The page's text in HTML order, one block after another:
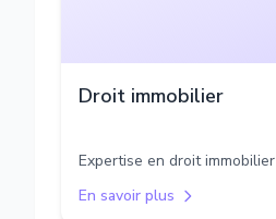
Droit immobilier
Expertise en droit immobilier
En savoir plus